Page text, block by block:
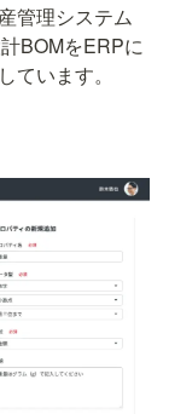
管理システム
BOMをERPに
います。